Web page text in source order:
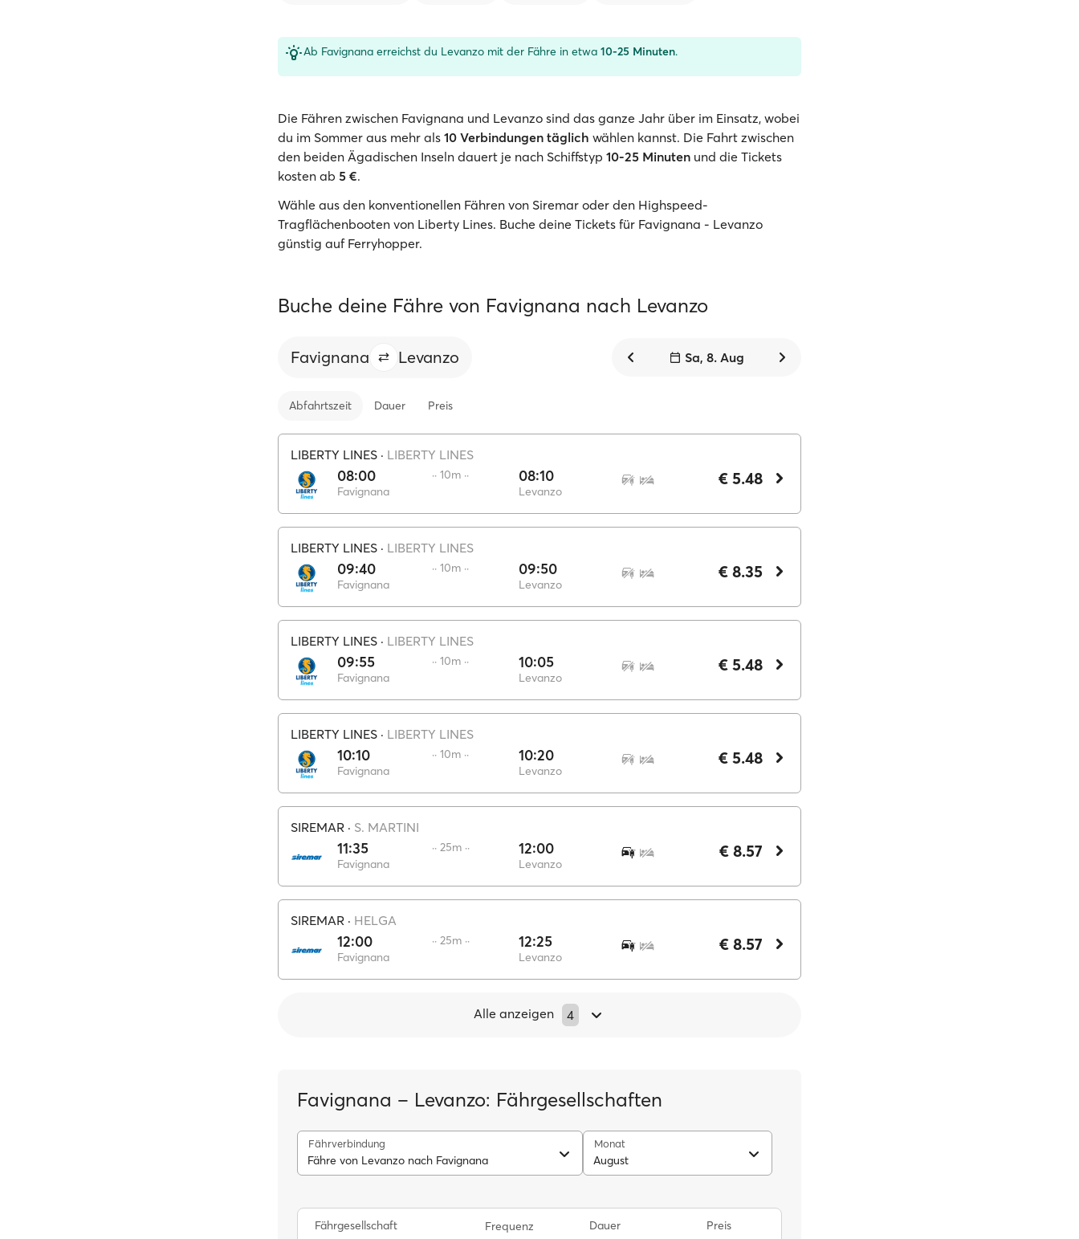
Ab Favignana erreichst du Levanzo mit der Fähre in etwa 10-25 Minuten.
Die Fähren zwischen Favignana und Levanzo sind das ganze Jahr über im Einsatz, wobei
du im Sommer aus mehr als 10 Verbindungen täglich wählen kannst. Die Fahrt zwischen
den beiden Ägadischen Inseln dauert je nach Schiffstyp 10-25 Minuten und die Tickets
kosten ab 5 €.
Wähle aus den konventionellen Fähren von Siremar oder den Highspeed-
Tragflächenbooten von Liberty Lines. Buche deine Tickets für Favignana - Levanzo
günstig auf Ferryhopper.
Buche deine Fähre von Favignana nach Levanzo
Favignana Levanzo Sa, 8. Aug
Abfahrtszeit Dauer Preis
LIBERTY LINES · LIBERTY LINES
08:00
Favignana
·· 10m ·· 08:10
Levanzo
€ 5.48
LIBERTY LINES · LIBERTY LINES
09:40
Favignana
·· 10m ·· 09:50
Levanzo
€ 8.35
LIBERTY LINES · LIBERTY LINES
09:55
Favignana
·· 10m ·· 10:05
Levanzo
€ 5.48
LIBERTY LINES · LIBERTY LINES
10:10
Favignana
·· 10m ·· 10:20
Levanzo
€ 5.48
SIREMAR · S. MARTINI
11:35
Favignana
·· 25m ·· 12:00
Levanzo
€ 8.57
SIREMAR · HELGA
12:00
Favignana
·· 25m ·· 12:25
Levanzo
€ 8.57
Alle anzeigen 4
Favignana – Levanzo: Fährgesellschaften
Fährverbindung
Fähre von Levanzo nach Favignana
Monat
August
Fährgesellschaft Frequenz Dauer Preis